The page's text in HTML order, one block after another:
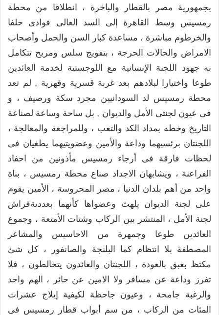
بجمهورية مصر بالقطار والباخرة ، انطلاقا من محطة
رمسيس وسط القاهرة إلى السد العالى فوادى حلفا
والخرطوم مباشرة ، مساعدة كبار السن والحمل وأصحاب
الامراض والحالات الحرجة ، بتفويج سلس ومريح تتكامل
به جهود اللجنة الإنسانية مع اللوجستية لخدمة العائدين
طوعا واختيارا لبلادهم بعد غربة قسرية وقهرية , لم تعد
محطة رمسيس لد السودانيين مجرد سكة ورصيف ، و
فى عيون لجنتى الأمل والديوان , بل ساحة وساعة لصناعة
التاريخ وخطه بمداد الكد والتعب ، وللمراجعة والمعالجة ،
اللجنتان برئسيهما وداعة والأمين وعضويتيهما يطغيان فى
لحظات فارقة فى أرجاء رمسيس مأذونين من احفاد
الفراعنة ، ويشابهان الاجداد صناع محطة رمسيس ، بناة
واحد من أهم بلدان الدنيا ، مصر المحروسة ، الأمين يقوم
على لجنة الديوان يلهث وعضواها كأنهما بعدديةفراش
لجنة الأمل ، المنتشر بين الركاب وشتات الأمتعة ، وجموع
العائدين طوعا وجمهرة من الاحاسيس والمشاعر
المصطفة بلا انتظام كما البلنجة والصانفور ، كل شئ
مكتظ بعبق بالعودة ، اللجنتان والعائدون يتخالطون ، فلا
تفرز وداعة عن مسافر ولا الامين عن حائر ، الهم واحد
والرغبة جامحة ، وعيون جاحظة لكيفية إيلاج عشرات
المئات من الركاب ، من سم أبواب قطار رمسيس فى